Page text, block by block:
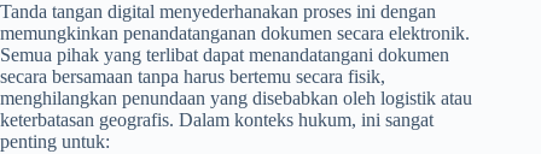
Tanda tangan digital menyederhanakan proses ini dengan
memungkinkan penandatanganan dokumen secara elektronik.
Semua pihak yang terlibat dapat menandatangani dokumen
secara bersamaan tanpa harus bertemu secara fisik,
menghilangkan penundaan yang disebabkan oleh logistik atau
keterbatasan geografis. Dalam konteks hukum, ini sangat
penting untuk: